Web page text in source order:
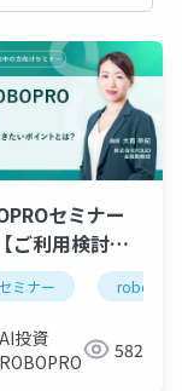
セミナー
セミナー
ご利用検討中
】AI投資
徹底解説～
に知っておき
ントとは？～
セミナー robopro
AI投資
ROBOPRO
582